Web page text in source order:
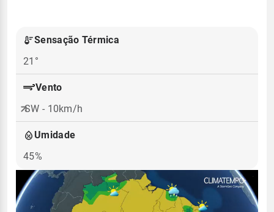
Sensação Térmica
21°
Vento
SW - 10km/h
Umidade
45%